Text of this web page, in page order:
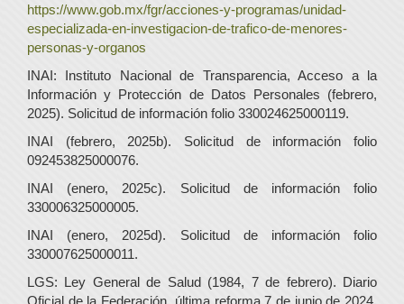
https://www.gob.mx/fgr/acciones-y-programas/unidad-
especializada-en-investigacion-de-trafico-de-menores-
personas-y-organos
INAI: Instituto Nacional de Transparencia, Acceso a la
Información y Protección de Datos Personales (febrero,
2025). Solicitud de información folio 330024625000119.
INAI (febrero, 2025b). Solicitud de información folio
092453825000076.
INAI (enero, 2025c). Solicitud de información folio
330006325000005.
INAI (enero, 2025d). Solicitud de información folio
330007625000011.
LGS: Ley General de Salud (1984, 7 de febrero). Diario